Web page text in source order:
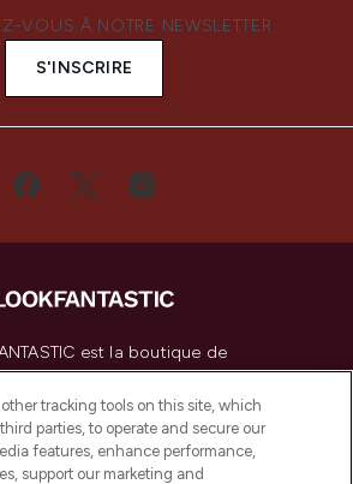
VOUS À NOTRE NEWSLETTER
S'INSCRIRE
est la boutique de
incontournable en Europe,
meilleurs produits de soins
des cheveux et de maquillage
200 marques prestigieuses.
vos achats en ligne ou via
tracking tools on this site, which
parties, to operate and secure our
features, enhance performance,
support our marketing and